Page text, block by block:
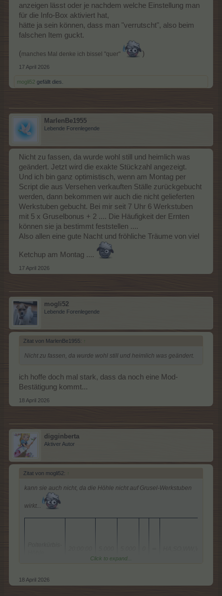
anzeigen lässt oder je nachdem welche Einstellung man
für die Info-Box aktiviert hat,
hätte ja sein können, dass man "verrutscht", also beim
falschen Item guckt.
(manches Mal denke ich bissel "quer" )
17 April 2026
mogli52 gefällt dies.
MarlenBe1955
Lebende Forenlegende
Nicht zu fassen, da wurde wohl still und heimlich was
geändert. Jetzt wird die exakte Stückzahl angezeigt.
Und ich bin ganz optimistisch, wenn am Montag per
Script die aus Versehen verkauften Ställe zurückgebucht
werden, dann bekommen wir auch die nicht gelieferten
Werkstuben gebucht. Bei mir seit 7 Uhr 6 Werkstuben
mit 5 x Gruselbonus + 2 .... Die Häufigkeit der Ernten
können sie ja bestimmt feststellen ....
Also allen eine gute Nacht und fröhliche Träume von viel
Ketchup am Montag ....
17 April 2026
mogli52
Lebende Forenlegende
Zitat von MarlenBe1955: ↑
Nicht zu fassen, da wurde wohl still und heimlich was geändert.
ich hoffe doch mal stark, dass da noch eine Mod-
Bestätigung kommt...
18 April 2026
digginberta
Aktiver Autor
Zitat von mogli52: ↑
kann sie auch nicht, da die Höhle nicht auf Grusel-Werkstuben
wirkt...
Click to expand...
18 April 2026